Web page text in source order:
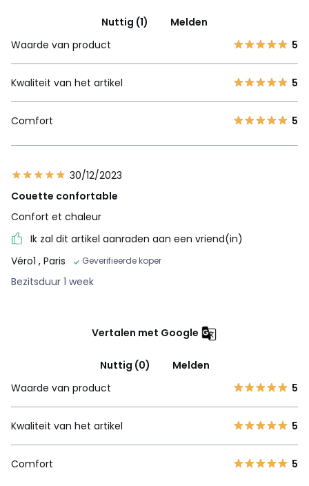
Nuttig (1)
Melden
Waarde van product
5
Kwaliteit van het artikel 5
Comfort 5
30/12/2023
Couette confortable
Confort et chaleur
Ik zal dit artikel aanraden aan een vriend(in)
Véro1 , Paris Geverifieerde koper
Bezitsduur 1 week
Vertalen met Google
Nuttig (0)
Melden
Waarde van product
5
Kwaliteit van het artikel 5
Comfort 5